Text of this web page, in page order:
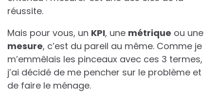
réussite.
Mais pour vous, un KPI, une métrique ou une
mesure, c’est du pareil au même. Comme je
m’emmêlais les pinceaux avec ces 3 termes,
j’ai décidé de me pencher sur le problème et
de faire le ménage.